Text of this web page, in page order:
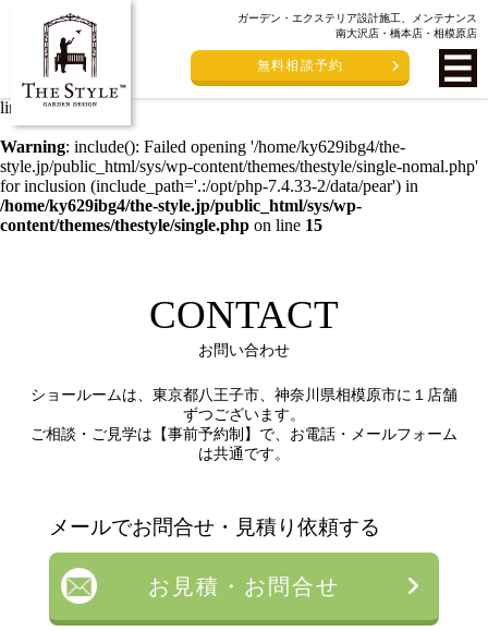
無料相談予約
ガーデン・エクステリア設計施工、メンテナンス
南大沢店・橋本店・相模原店
Warning
: include(/home/ky629ibg4/the-style.jp/public_html/sys/wp-
content/themes/thestyle/single-nomal.php): failed to open stream: No
such file or directory in
/home/ky629ibg4/the-
style.jp/public_html/sys/wp-content/themes/thestyle/single.phpon
line
15
Warning: include(): Failed opening '/home/ky629ibg4/the-
style.jp/public_html/sys/wp-content/themes/thestyle/single-nomal.php'
for inclusion (include_path='.:/opt/php-7.4.33-2/data/pear') in
/home/ky629ibg4/the-style.jp/public_html/sys/wp-
content/themes/thestyle/single.php on line 15
CONTACT
お問い合わせ
ショールームは、東京都八王子市、神奈川県相模原市に１店舗
ずつございます。
ご相談・ご見学は【事前予約制】で、お電話・メールフォーム
は共通です。
メールでお問合せ・見積り依頼する
お見積・お問合せ